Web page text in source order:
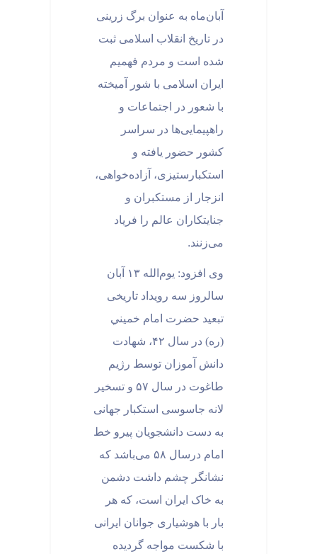
آبان‌ماه به ‌عنوان برگ زرینی
در تاریخ انقلاب اسلامی ثبت
شده است و مردم فهمیم
ایران اسلامی با شور آمیخته
با شعور در اجتماعات و
راهپیمایی‌ها در سراسر
کشور حضور یافته و
استکبارستیزی، آزاده‌خواهی،
انزجار از مستکبران و
جنایتکاران عالم را فریاد
می‌زنند.
وی افزود: یوم‌الله ۱۳ آبان
سالروز سه رويداد تاريخی
تبعيد حضرت امام خميني
(ره) در سال ۴۲، شهادت
دانش آموزان توسط رژيم
طاغوت در سال ۵۷ و تسخير
لانه جاسوسی استكبار جهانی
به دست دانشجويان پيرو خط
امام درسال ۵۸ می‌باشد که
نشانگر چشم داشت دشمن
به خاک ایران است، که هر
بار با هوشیاری جوانان ایرانی
با شکست مواجه گردیده